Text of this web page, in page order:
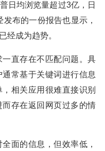
日均浏览量超过3亿，日
布的一份报告也显示，
经成为趋势。
直存在不匹配问题。具
常基于关键词进行信息
相关应用很难直接识别
存在返回网页过多的情
面的信息，但效率低，